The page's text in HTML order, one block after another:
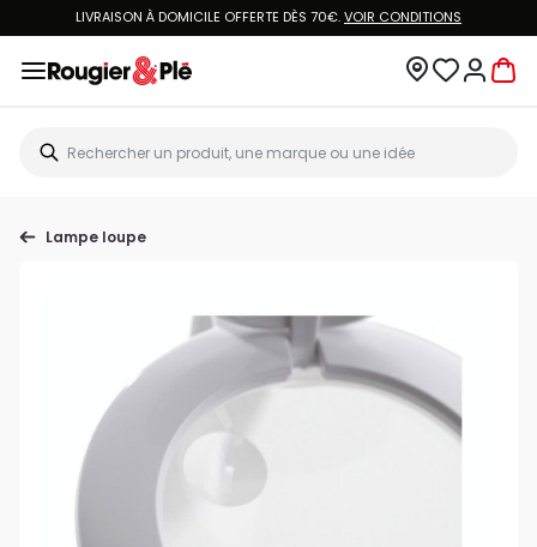
LIVRAISON À DOMICILE OFFERTE DÈS 70€.VOIR CONDITIONS
Lampe loupe